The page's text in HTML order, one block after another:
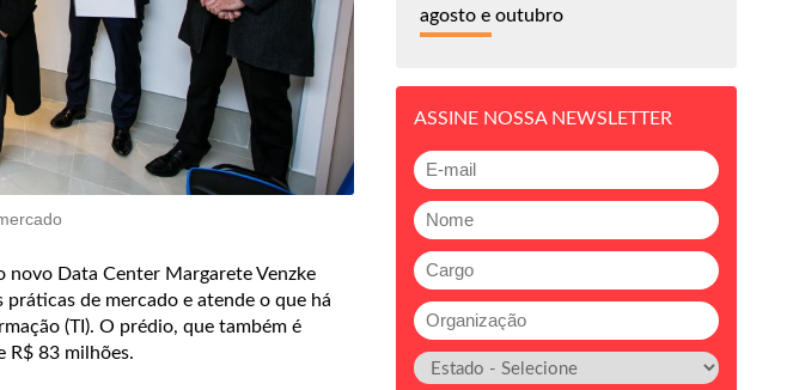
Data Center Margarete Venzke
de mercado e atende o que há
(TI). O prédio, que também é
R$ 83 milhões.
agosto e outubro
ASSINE NOSSA NEWSLETTER